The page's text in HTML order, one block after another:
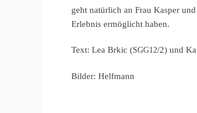
geht natür­lich an Frau Kasper
Erleb­nis ermög­licht haben.
Text: Lea Brkic (SGG12/2) und
Bilder: Helfmann